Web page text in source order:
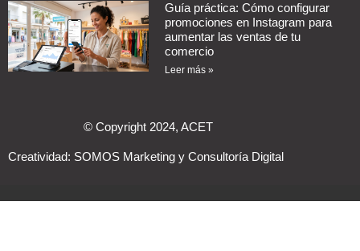
Guía práctica: Cómo configurar
promociones en Instagram para
aumentar las ventas de tu
comercio
Leer más »
© Copyright 2024, ACET
Creatividad: SOMOS Marketing y Consultoría Digital